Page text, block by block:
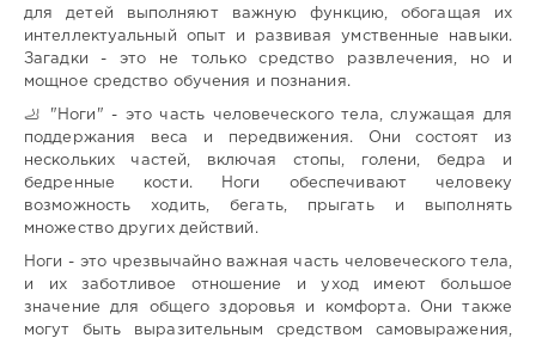
для детей выполняют важную функцию, обогащая их
интеллектуальный опыт и развивая умственные навыки.
Загадки - это не только средство развлечения, но и
мощное средство обучения и познания.
🦶 "Ноги" - это часть человеческого тела, служащая для
поддержания веса и передвижения. Они состоят из
нескольких частей, включая стопы, голени, бедра и
бедренные кости. Ноги обеспечивают человеку
возможность ходить, бегать, прыгать и выполнять
множество других действий.
Ноги - это чрезвычайно важная часть человеческого тела,
и их заботливое отношение и уход имеют большое
значение для общего здоровья и комфорта. Они также
могут быть выразительным средством самовыражения,